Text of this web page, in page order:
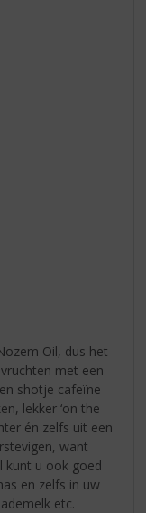
Oil, dus het
met een
shotje cafeïne
lekker ‘on the
én zelfs uit een
want
kunt u ook goed
en zelfs in uw
etc.